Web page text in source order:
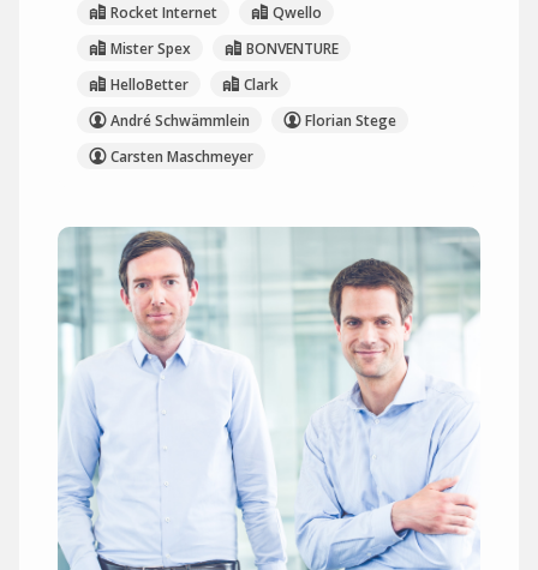
Rocket Internet
Qwello
Mister Spex
BONVENTURE
HelloBetter
Clark
André Schwämmlein
Florian Stege
Carsten Maschmeyer